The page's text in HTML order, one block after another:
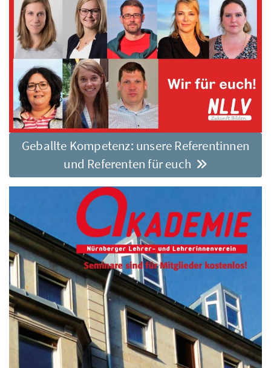
Geballte Kompetenz: unsere Referentinnen
und Referenten für euch